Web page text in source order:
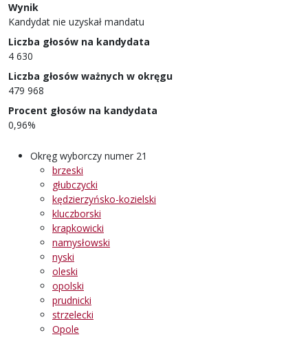
Wynik
Kandydat nie uzyskał mandatu
Liczba głosów na kandydata
4 630
Liczba głosów ważnych w okręgu
479 968
Procent głosów na kandydata
0,96%
Okręg wyborczy numer 21
brzeski
głubczycki
kędzierzyńsko-kozielski
kluczborski
krapkowicki
namysłowski
nyski
oleski
opolski
prudnicki
strzelecki
Opole